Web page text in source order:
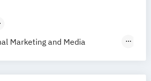
Präsenzstudium
Marketing and Media